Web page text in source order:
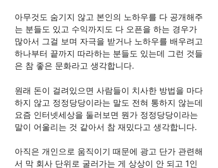
아무것도 숨기지 않고 본인의 노하우를 다 공개해주
는 분들도 있고 수익까지도 다 오픈을 하는 경우가
많아서 그걸 보며 자극을 받거나 노하우를 배우려고
하나부터 끝까지 따라하는 분들도 있는데 그런 것들
은 참 좋은 문화라고 생각합니다.
원래 돈이 걸려있으면 사람들이 치사한 방법을 마다
하지 않고 정정당당이라는 말도 전혀 통하지 않는데
요즘 인터넷세상을 둘러보면 뭔가 정정당당이라는
말이 어울리는 것 같아서 참 재밌다고 생각합니다.
아직은 개인으로 움직이기 때문에 광고 단가 관련해
서 막 회사 단위로 굴러가는 게 상상이 안 되고 1인